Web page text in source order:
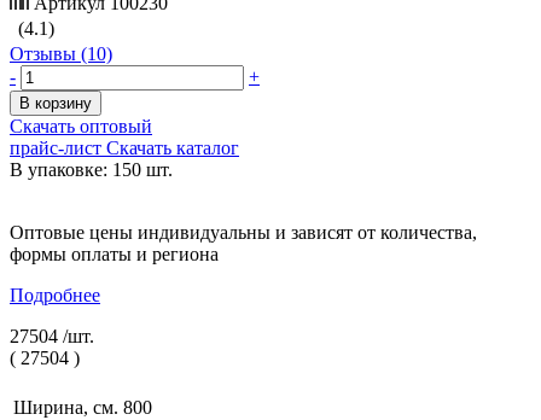
(4.1)
Отзывы (10)
-
+
В корзину
Скачать оптовый
прайс-лист Скачать каталог
В упаковке: 150 шт.
Оптовые цены индивидуальны и зависят от количества,
формы оплаты и региона
Подробнее
27504 /шт.
( 27504 )
Ширина, см. 800